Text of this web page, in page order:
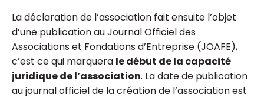
La déclaration de l’association fait ensuite l’objet
d’une publication au Journal Officiel des
Associations et Fondations d’Entreprise (JOAFE),
c’est ce qui marquera le début de la capacité
juridique de l’association. La date de publication
au journal officiel de la création de l’association est